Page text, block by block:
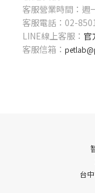
客服營業時間：週
客服電話：02-
LINE線上客服： 官
客服信箱：
台